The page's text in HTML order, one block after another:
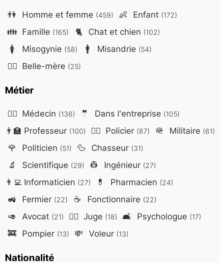
👫 Homme et femme (459) 👶 Enfant (172)
👪 Famille (165) 🐈 Chat et chien (102)
🚺 Misogynie (58) 🚹 Misandrie (54)
🤷‍♀️ Belle-mère (25)
Métier
👨‍⚕️ Médecin (136) 🤵 Dans l'entreprise (105)
👨‍🏫 Professeur (100) 👮‍♂️ Policier (87) 🪖 Militaire (61)
🌹 Politicien (51) 🦆 Chasseur (31)
🔬 Scientifique (29) 👷 Ingénieur (27)
👨‍💻Informaticien (27) 💊 Pharmacien (24)
🚜 Fermier (22) ☕ Fonctionnaire (22)
🥑 Avocat (21) 👨‍⚖️ Juge (18) 🛋️ Psychologue (17)
🚒 Pompier (13) 💸 Voleur (13)
Nationalité